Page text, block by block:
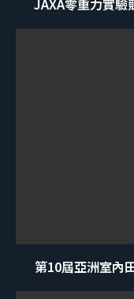
JAXA零重力實驗
第10屆亞洲室內